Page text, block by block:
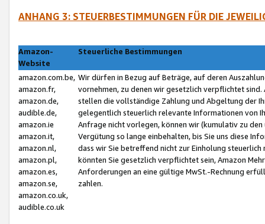
ANHANG 3: STEUERBESTIMMUNGEN FÜR DIE
Amazon-
Website
Steuerliche Bestimmungen
amazon.com.be,
amazon.fr,
amazon.de,
audible.de,
amazon.ie
amazon.it,
amazon.nl,
amazon.pl,
amazon.es,
amazon.se,
amazon.co.uk,
audible.co.uk
Wir dürfen in Bezug auf Beträge, auf deren
vornehmen, zu denen wir gesetzlich verpflichtet
stellen die vollständige Zahlung und Abgeltung der
gelegentlich steuerlich relevante Informationen von
Anfrage nicht vorlegen, können wir (kumulativ zu
Vergütung so lange einbehalten, bis Sie uns diese
dass wir Sie betreffend nicht zur Einholung
könnten Sie gesetzlich verpflichtet sein, Amazon
Anforderungen an eine gültige MwSt.-Rechnung
zahlen.